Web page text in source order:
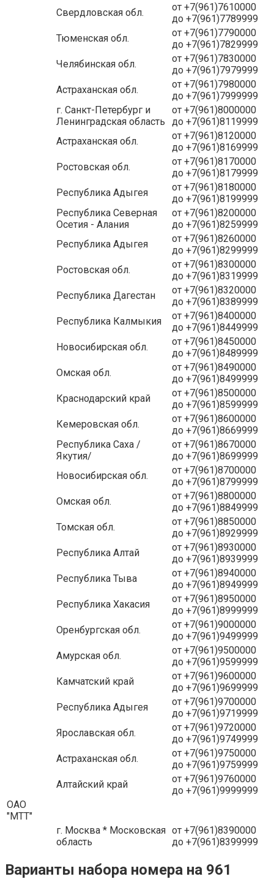
Свердловская обл.
от +7(961)7610000
до +7(961)7789999
Тюменская обл.
от +7(961)7790000
до +7(961)7829999
Челябинская обл.
от +7(961)7830000
до +7(961)7979999
Астраханская обл.
от +7(961)7980000
до +7(961)7999999
г. Санкт-Петербург и
Ленинградская область
от +7(961)8000000
до +7(961)8119999
Астраханская обл.
от +7(961)8120000
до +7(961)8169999
Ростовская обл.
от +7(961)8170000
до +7(961)8179999
Республика Адыгея
от +7(961)8180000
до +7(961)8199999
Республика Северная
Осетия - Алания
от +7(961)8200000
до +7(961)8259999
Республика Адыгея
от +7(961)8260000
до +7(961)8299999
Ростовская обл.
от +7(961)8300000
до +7(961)8319999
Республика Дагестан
от +7(961)8320000
до +7(961)8389999
Республика Калмыкия
от +7(961)8400000
до +7(961)8449999
Новосибирская обл.
от +7(961)8450000
до +7(961)8489999
Омская обл.
от +7(961)8490000
до +7(961)8499999
Краснодарский край
от +7(961)8500000
до +7(961)8599999
Кемеровская обл.
от +7(961)8600000
до +7(961)8669999
Республика Саха /
Якутия/
от +7(961)8670000
до +7(961)8699999
Новосибирская обл.
от +7(961)8700000
до +7(961)8799999
Омская обл.
от +7(961)8800000
до +7(961)8849999
Томская обл.
от +7(961)8850000
до +7(961)8929999
Республика Алтай
от +7(961)8930000
до +7(961)8939999
Республика Тыва
от +7(961)8940000
до +7(961)8949999
Республика Хакасия
от +7(961)8950000
до +7(961)8999999
Оренбургская обл.
от +7(961)9000000
до +7(961)9499999
Амурская обл.
от +7(961)9500000
до +7(961)9599999
Камчатский край
от +7(961)9600000
до +7(961)9699999
Республика Адыгея
от +7(961)9700000
до +7(961)9719999
Ярославская обл.
от +7(961)9720000
до +7(961)9749999
Астраханская обл.
от +7(961)9750000
до +7(961)9759999
Алтайский край
от +7(961)9760000
до +7(961)9999999
ОАО
"МТТ"
г. Москва * Московская
область
от +7(961)8390000
до +7(961)8399999
Варианты набора номера на 961